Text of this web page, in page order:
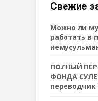
Свежие
Можно ли
работать в
ПОЛНЫЙ
ФОНДА
переводчик